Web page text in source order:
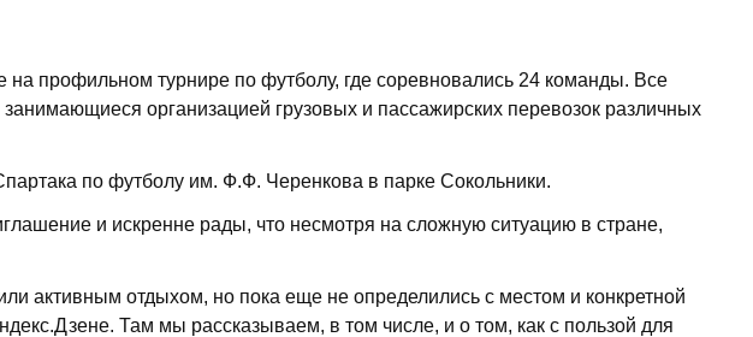
профильном турнире по футболу, где соревновались 24 команды. Все
организацией грузовых и пассажирских перевозок различных
по футболу им. Ф.Ф. Черенкова в парке Сокольники.
и искренне рады, что несмотря на сложную ситуацию в стране,
активным отдыхом, но пока еще не определились с местом и конкретной
Там мы рассказываем, в том числе, и о том, как с пользой для